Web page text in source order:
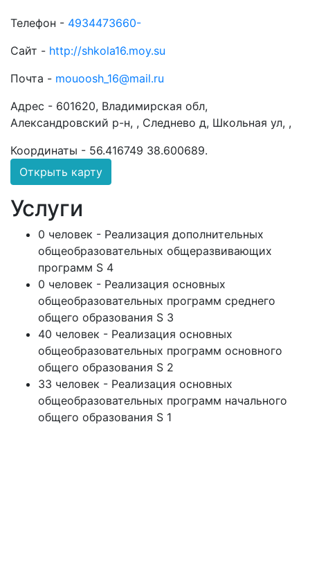
Телефон - 4934473660-
Сайт - http://shkola16.moy.su
Почта - mouoosh_16@mail.ru
Адрес - 601620, Владимирская обл,
Александровский р-н, , Следнево д, Школьная ул, ,
Координаты - 56.416749 38.600689.
Открыть карту
Услуги
0 человек - Реализация дополнительных
общеобразовательных общеразвивающих
программ S 4
0 человек - Реализация основных
общеобразовательных программ среднего
общего образования S 3
40 человек - Реализация основных
общеобразовательных программ основного
общего образования S 2
33 человек - Реализация основных
общеобразовательных программ начального
общего образования S 1